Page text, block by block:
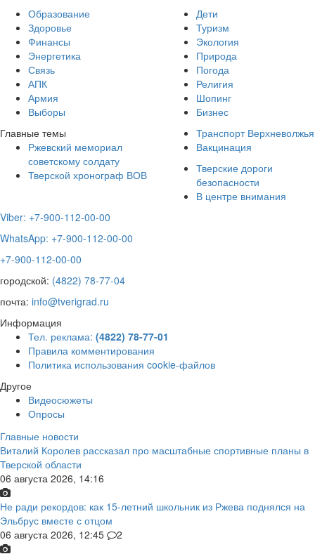
Образование
Здоровье
Финансы
Энергетика
Связь
АПК
Армия
Выборы
Дети
Туризм
Экология
Природа
Погода
Религия
Шопинг
Бизнес
Главные темы
Ржевский мемориал
советскому солдату
Тверской хронограф ВОВ
Транспорт Верхневолжья
Вакцинация
Тверские дороги
безопасности
В центре внимания
Viber: +7-900-112-00-00
WhatsApp: +7-900-112-00-00
+7-900-112-00-00
городской: (4822) 78-77-04
почта: info@tverigrad.ru
Информация
Тел. реклама: (4822) 78-77-01
Правила комментирования
Политика использования cookie-файлов
Другое
Видеосюжеты
Опросы
Главные новости
Виталий Королев рассказал про масштабные спортивные планы в
Тверской области
06 августа 2026, 14:16
Не ради рекордов: как 15-летний школьник из Ржева поднялся на
Эльбрус вместе с отцом
06 августа 2026, 12:45
2